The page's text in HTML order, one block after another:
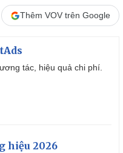
Thêm VOV trên Google
tác, hiệu quả chi phí.
hiệu 2026